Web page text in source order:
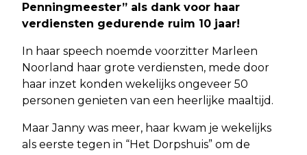
Penningmeester” als dank voor haar
verdiensten gedurende ruim 10 jaar!
In haar speech noemde voorzitter Marleen
Noorland haar grote verdiensten, mede door
haar inzet konden wekelijks ongeveer 50
personen genieten van een heerlijke maaltijd.
Maar Janny was meer, haar kwam je wekelijks
als eerste tegen in “Het Dorpshuis” om de